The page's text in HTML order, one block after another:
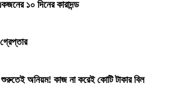
১০ দিনের কারাদন্ড
শুরুতেই অনিয়ম! কাজ না করেই কোটি টাকার বিল